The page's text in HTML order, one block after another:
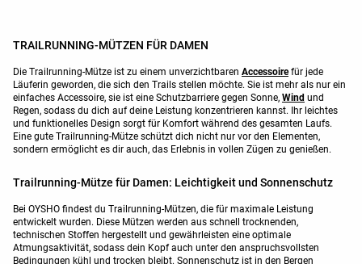
TRAILRUNNING-MÜTZEN FÜR DAMEN
Die Trailrunning-Mütze ist zu einem unverzichtbaren Accessoirefür jede
Läuferin geworden, die sich den Trails stellen möchte. Sie ist mehr als nur ein
einfaches Accessoire, sie ist eine Schutzbarriere gegen Sonne, Wind und
Regen, sodass du dich auf deine Leistung konzentrieren kannst. Ihr leichtes
und funktionelles Design sorgt für Komfort während des gesamten Laufs.
Eine gute Trailrunning-Mütze schützt dich nicht nur vor den Elementen,
sondern ermöglicht es dir auch, das Erlebnis in vollen Zügen zu genießen.
Trailrunning-Mütze für Damen: Leichtigkeit und Sonnenschutz
Bei OYSHO findest du Trailrunning-Mützen, die für maximale Leistung
entwickelt wurden. Diese Mützen werden aus schnell trocknenden,
technischen Stoffen hergestellt und gewährleisten eine optimale
Atmungsaktivität, sodass dein Kopf auch unter den anspruchsvollsten
Bedingungen kühl und trocken bleibt. Sonnenschutz ist in den Bergen